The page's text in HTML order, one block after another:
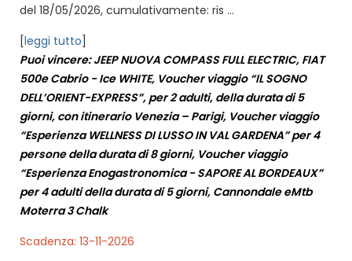
del 18/05/2026, cumulativamente: ris ...
[leggi tutto]
Puoi vincere: JEEP NUOVA COMPASS FULL ELECTRIC, FIAT
500e Cabrio - Ice WHITE, Voucher viaggio “IL SOGNO
DELL’ORIENT-EXPRESS”, per 2 adulti, della durata di 5
giorni, con itinerario Venezia – Parigi, Voucher viaggio
“Esperienza WELLNESS DI LUSSO IN VAL GARDENA” per 4
persone della durata di 8 giorni, Voucher viaggio
“Esperienza Enogastronomica - SAPORE AL BORDEAUX”
per 4 adulti della durata di 5 giorni, Cannondale eMtb
Moterra 3 Chalk
Scadenza: 13-11-2026